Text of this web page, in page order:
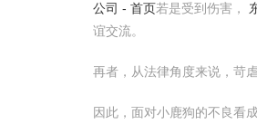
公司 - 首页若是受到伤害，
谊交流。
再者，从法律角度来说，苛
因此，面对小鹿狗的不良看